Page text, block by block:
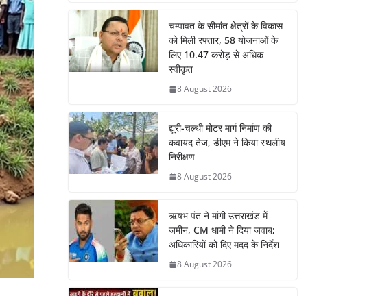
चम्पावत के सीमांत क्षेत्रों के विकास
को मिली रफ्तार, 58 योजनाओं के
लिए 10.47 करोड़ से अधिक
स्वीकृत
8 August 2026
द्यूरी-चल्थी मोटर मार्ग निर्माण की
कवायद तेज, डीएम ने किया स्थलीय
निरीक्षण
8 August 2026
ऋषभ पंत ने मांगी उत्तराखंड में
जमीन, CM धामी ने दिया जवाब;
अधिकारियों को दिए मदद के निर्देश
8 August 2026